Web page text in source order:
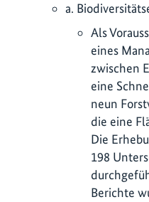
a.
Als
eines
zwischen
eine
neun
die eine
Die
198
Berichte